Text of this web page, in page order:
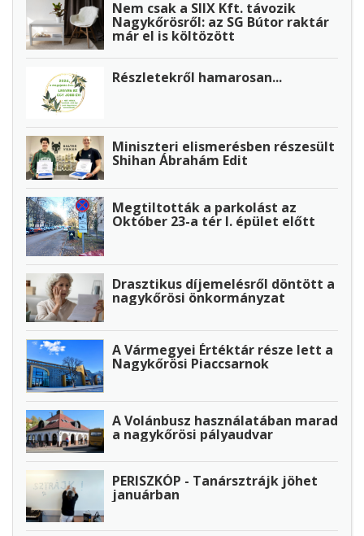
Nem csak a SIIX Kft. távozik
Nagykőrösről: az SG Bútor raktár
már el is költözött
Részletekről hamarosan...
Miniszteri elismerésben részesült
Shihan Ábrahám Edit
Megtiltották a parkolást az
Október 23-a tér I. épület előtt
Drasztikus díjemelésről döntött a
nagykőrösi önkormányzat
A Vármegyei Értéktár része lett a
Nagykőrösi Piaccsarnok
A Volánbusz használatában marad
a nagykőrösi pályaudvar
PERISZKÓP - Tanársztrájk jöhet
januárban